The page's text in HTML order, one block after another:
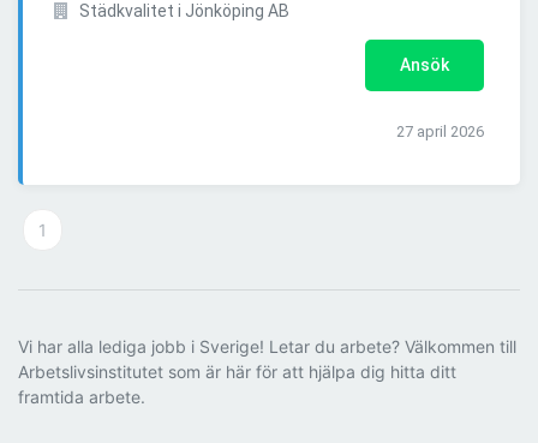
Städkvalitet i Jönköping AB
Ansök
27 april 2026
1
Vi har alla lediga jobb i Sverige! Letar du arbete? Välkommen till
Arbetslivsinstitutet som är här för att hjälpa dig hitta ditt
framtida arbete.